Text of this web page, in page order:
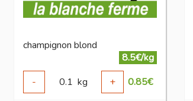
champignon blond
8.5€/kg
-
0.1 kg + 0.85€